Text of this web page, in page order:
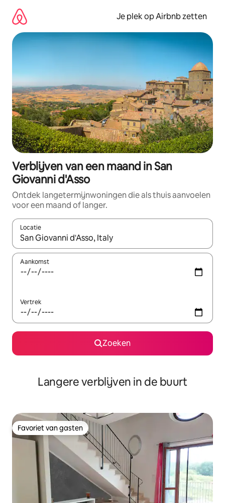
direct
naar
inhoud
Je plek op Airbnb zetten
Verblijven van een maand in San
Giovanni d'Asso
Ontdek langetermijnwoningen die als thuis aanvoelen
voor een maand of langer.
Locatie
Wanneer er resultaten beschikbaar zijn, maak je een keuze
Aankomst
Vertrek
Zoeken
Langere verblijven in de buurt
Favoriet van gasten
Favoriet van gasten